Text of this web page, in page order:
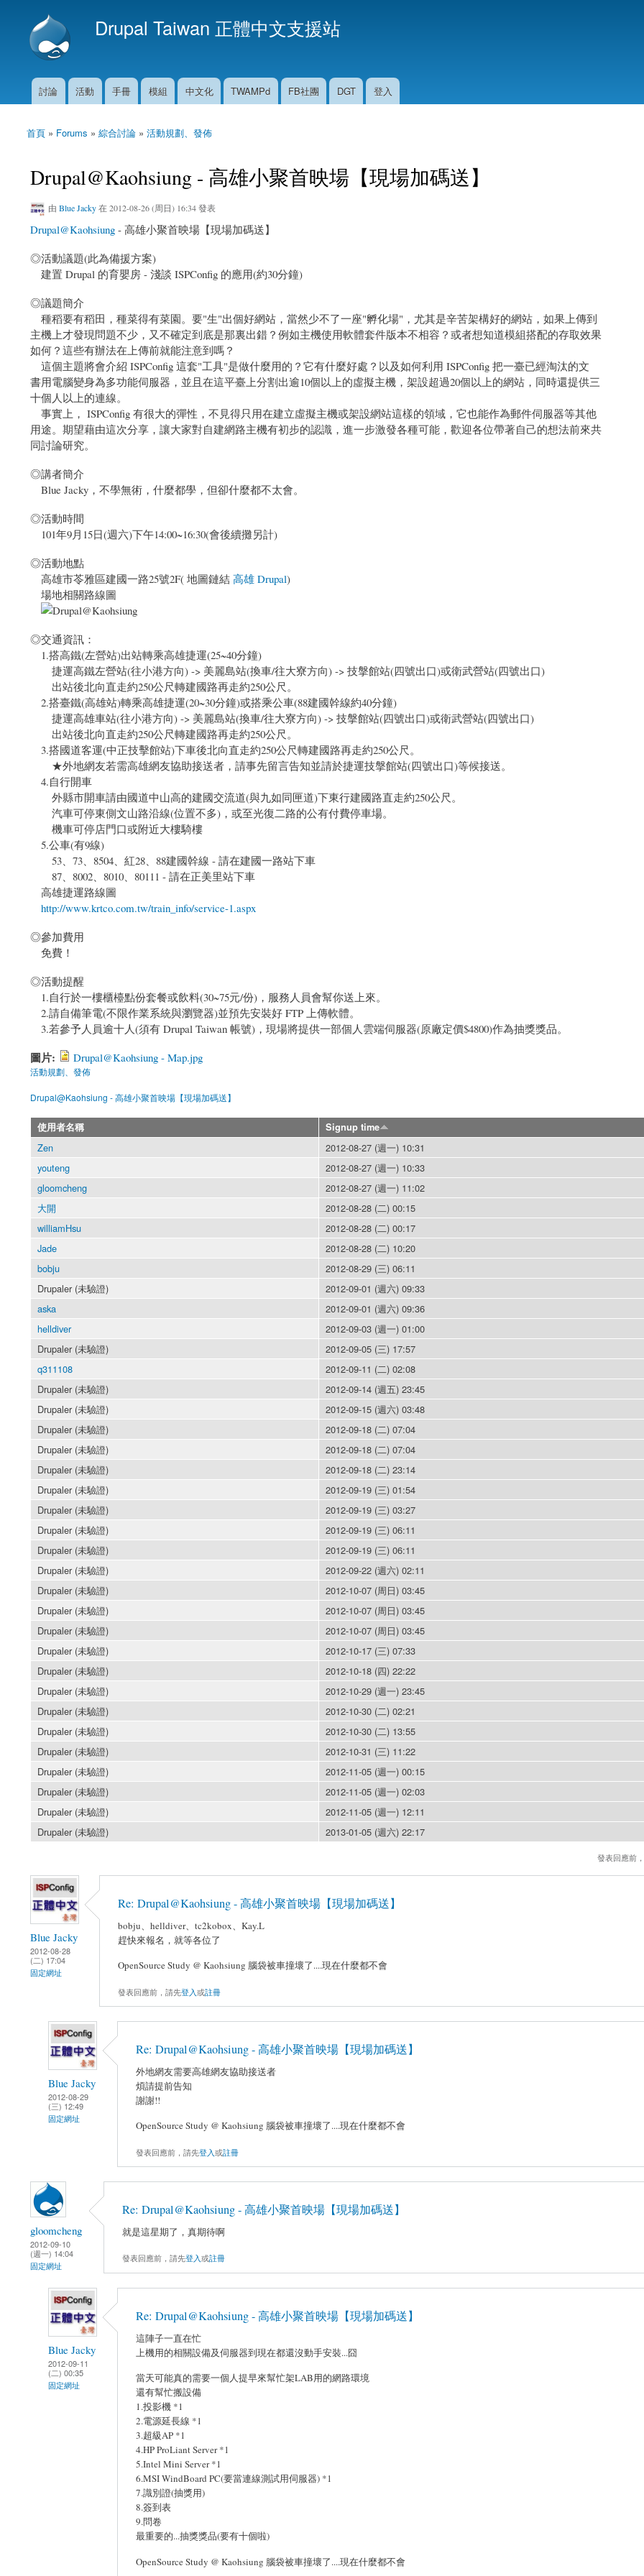
Drupal Taiwan 正體中文支援站
主選單
討論 活動 手冊 模組 中文化 TWAMPd FB社團 DGT 登入
您在這裡
首頁 » Forums » 綜合討論 » 活動規劃、發佈
Drupal@Kaohsiung - 高雄小聚首映場【現場加碼送】
由 Blue Jacky在 2012-08-26 (周日) 16:34 發表
Drupal@Kaohsiung - 高雄小聚首映場【現場加碼送】
◎活動議題(此為備援方案)
建置 Drupal 的育嬰房 - 淺談 ISPConfig 的應用(約30分鐘)
◎議題簡介
種稻要有稻田，種菜得有菜園。要"生"出個好網站，當然少不了一座"孵化場"，尤其是辛苦架構好的網站，如果上傳到
主機上才發現問題不少，又不確定到底是那裏出錯？例如主機使用軟體套件版本不相容？或者想知道模組搭配的存取效果
如何？這些有辦法在上傳前就能注意到嗎？
這個主題將會介紹 ISPConfig 這套"工具"是做什麼用的？它有什麼好處？以及如何利用 ISPConfig 把一臺已經淘汰的文
書用電腦變身為多功能伺服器，並且在這平臺上分割出逾10個以上的虛擬主機，架設超過20個以上的網站，同時還提供三
十個人以上的連線。
事實上， ISPConfig 有很大的彈性，不見得只用在建立虛擬主機或架設網站這樣的領域，它也能作為郵件伺服器等其他
用途。期望藉由這次分享，讓大家對自建網路主機有初步的認識，進一步激發各種可能，歡迎各位帶著自己的想法前來共
同討論研究。
◎講者簡介
Blue Jacky，不學無術，什麼都學，但卻什麼都不太會。
◎活動時間
101年9月15日(週六)下午14:00~16:30(會後續攤另計)
◎活動地點
高雄市苓雅區建國一路25號2F( 地圖鏈結 高雄 Drupal)
場地相關路線圖
◎交通資訊：
1.搭高鐵(左營站)出站轉乘高雄捷運(25~40分鐘)
捷運高鐵左營站(往小港方向) -> 美麗島站(換車/往大寮方向) -> 技搫館站(四號出口)或衛武營站(四號出口)
出站後北向直走約250公尺轉建國路再走約250公尺。
2.搭臺鐵(高雄站)轉乘高雄捷運(20~30分鐘)或搭乘公車(88建國幹線約40分鐘)
捷運高雄車站(往小港方向) -> 美麗島站(換車/往大寮方向) -> 技搫館站(四號出口)或衛武營站(四號出口)
出站後北向直走約250公尺轉建國路再走約250公尺。
3.搭國道客運(中正技擊館站)下車後北向直走約250公尺轉建國路再走約250公尺。
★外地網友若需高雄網友協助接送者，請事先留言告知並請於捷運技搫館站(四號出口)等候接送。
4.自行開車
外縣市開車請由國道中山高的建國交流道(與九如同匣道)下東行建國路直走約250公尺。
汽車可停東側文山路沿線(位置不多)，或至光復二路的公有付費停車場。
機車可停店門口或附近大樓騎樓
5.公車(有9線)
53、73、8504、紅28、88建國幹線 - 請在建國一路站下車
87、8002、8010、80111 - 請在正美里站下車
高雄捷運路線圖
http://www.krtco.com.tw/train_info/service-1.aspx
◎參加費用
免費！
◎活動提醒
1.自行於一樓櫃檯點份套餐或飲料(30~75元/份)，服務人員會幫你送上來。
2.請自備筆電(不限作業系統與瀏覽器)並預先安裝好 FTP 上傳軟體。
3.若參予人員逾十人(須有 Drupal Taiwan 帳號)，現場將提供一部個人雲端伺服器(原廠定價$4800)作為抽獎獎品。
圖片: Drupal@Kaohsiung - Map.jpg
活動規劃、發佈
Drupal@Kaohsiung - 高雄小聚首映場【現場加碼送】
使用者名稱 Signup time
Zen
2012-08-27 (週一) 10:31
youteng
2012-08-27 (週一) 10:33
gloomcheng
2012-08-27 (週一) 11:02
大開
2012-08-28 (二) 00:15
williamHsu
2012-08-28 (二) 00:17
Jade
2012-08-28 (二) 10:20
bobju
2012-08-29 (三) 06:11
Drupaler (未驗證)
2012-09-01 (週六) 09:33
aska
2012-09-01 (週六) 09:36
helldiver
2012-09-03 (週一) 01:00
Drupaler (未驗證)
2012-09-05 (三) 17:57
q311108
2012-09-11 (二) 02:08
Drupaler (未驗證)
2012-09-14 (週五) 23:45
Drupaler (未驗證)
2012-09-15 (週六) 03:48
Drupaler (未驗證)
2012-09-18 (二) 07:04
Drupaler (未驗證)
2012-09-18 (二) 07:04
Drupaler (未驗證)
2012-09-18 (二) 23:14
Drupaler (未驗證)
2012-09-19 (三) 01:54
Drupaler (未驗證)
2012-09-19 (三) 03:27
Drupaler (未驗證)
2012-09-19 (三) 06:11
Drupaler (未驗證)
2012-09-19 (三) 06:11
Drupaler (未驗證)
2012-09-22 (週六) 02:11
Drupaler (未驗證)
2012-10-07 (周日) 03:45
Drupaler (未驗證)
2012-10-07 (周日) 03:45
Drupaler (未驗證)
2012-10-07 (周日) 03:45
Drupaler (未驗證)
2012-10-17 (三) 07:33
Drupaler (未驗證)
2012-10-18 (四) 22:22
Drupaler (未驗證)
2012-10-29 (週一) 23:45
Drupaler (未驗證)
2012-10-30 (二) 02:21
Drupaler (未驗證)
2012-10-30 (二) 13:55
Drupaler (未驗證)
2012-10-31 (三) 11:22
Drupaler (未驗證)
2012-11-05 (週一) 00:15
Drupaler (未驗證)
2012-11-05 (週一) 02:03
Drupaler (未驗證)
2012-11-05 (週一) 12:11
Drupaler (未驗證)
2013-01-05 (週六) 22:17
發表回應前
Blue Jacky
2012-08-28
(二) 17:04
固定網址
Re: Drupal@Kaohsiung - 高雄小聚首映場【現場加碼送】
bobju、helldiver、tc2kobox、Kay.L
趕快來報名，就等各位了
OpenSource Study @ Kaohsiung 腦袋被車撞壞了....現在什麼都不會
發表回應前，請先登入或註冊
Blue Jacky
2012-08-29
(三) 12:49
固定網址
Re: Drupal@Kaohsiung - 高雄小聚首映場【現場加碼送】
外地網友需要高雄網友協助接送者
煩請提前告知
謝謝!!
OpenSource Study @ Kaohsiung 腦袋被車撞壞了....現在什麼都不會
發表回應前，請先登入或註冊
gloomcheng
2012-09-10
(週一) 14:04
固定網址
Re: Drupal@Kaohsiung - 高雄小聚首映場【現場加碼送】
就是這星期了，真期待啊
發表回應前，請先登入或註冊
Blue Jacky
2012-09-11
(二) 00:35
固定網址
Re: Drupal@Kaohsiung - 高雄小聚首映場【現場加碼送】
這陣子一直在忙
上機用的相關設備及伺服器到現在都還沒動手安裝...囧
當天可能真的需要一個人提早來幫忙架LAB用的網路環境
還有幫忙搬設備
1.投影機 *1
2.電源延長線 *1
3.超級AP *1
4.HP ProLiant Server *1
5.Intel Mini Server *1
6.MSI WindBoard PC(要當連線測試用伺服器) *1
7.識別證(抽獎用)
8.簽到表
9.問卷
最重要的...抽獎獎品(要有十個啦)
OpenSource Study @ Kaohsiung 腦袋被車撞壞了....現在什麼都不會